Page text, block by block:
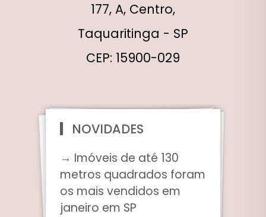
177, A, Centro,
Taquaritinga - SP
CEP: 15900-029
NOVIDADES
→ Imóveis de até 130
metros quadrados foram
os mais vendidos em
janeiro em SP